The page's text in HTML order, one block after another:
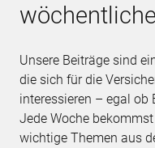
Unsere Beiträge sind
die sich für die
interessieren – egal ob
Jede Woche
wichtige Themen aus